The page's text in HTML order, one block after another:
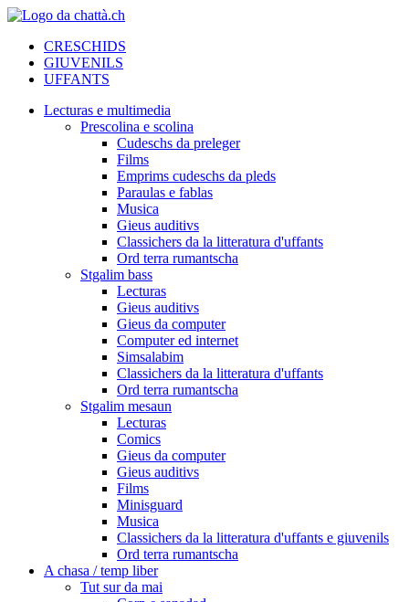
CRESCHIDS
GIUVENILS
UFFANTS
Lecturas e multimedia
Prescolina e scolina
Cudeschs da preleger
Films
Emprims cudeschs da pleds
Paraulas e fablas
Musica
Gieus auditivs
Classichers da la litteratura d'uffants
Ord terra rumantscha
Stgalim bass
Lecturas
Gieus auditivs
Gieus da computer
Computer ed internet
Simsalabim
Classichers da la litteratura d'uffants
Ord terra rumantscha
Stgalim mesaun
Lecturas
Comics
Gieus da computer
Gieus auditivs
Films
Minisguard
Musica
Classichers da la litteratura d'uffants e giuvenils
Ord terra rumantscha
A chasa / temp liber
Tut sur da mai